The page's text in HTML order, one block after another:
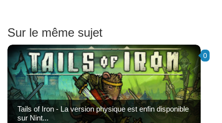
Sur le même sujet
0
Tails of Iron - La version physique est enfin disponible
sur Nint...